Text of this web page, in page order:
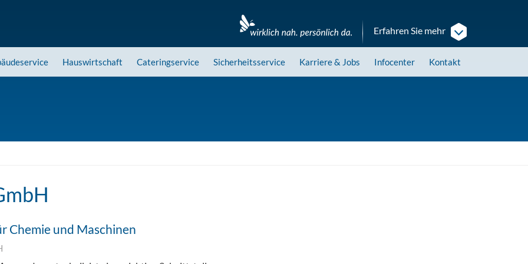
Erfahren Sie mehr
Hauswirtschaft Cateringservice Sicherheitsservice Karriere& Jobs Infocenter Kontakt
Chemie und Maschinen